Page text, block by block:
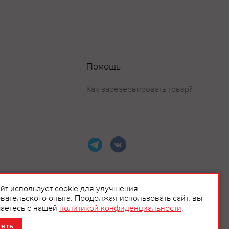
Помощь
Как зарезервировать товар?
использует cookie для улучшения
опыта. Продолжая использовать сайт, вы
с нашей политикой конфиденциальности.